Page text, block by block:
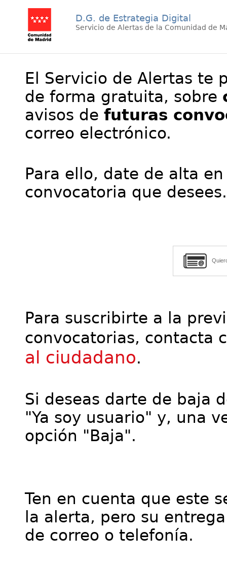
D.G. de Estrategia Digital
Servicio de Alertas de la Comunidad de
El Servicio de Alertas te
de forma gratuita, sobre
avisos de futuras
correo electrónico.
Para ello, date de alta
convocatoria que desees.
Para suscribirte a la
convocatorias, contacta
al ciudadano.
Si deseas darte de baja
"Ya soy usuario" y, una
opción "Baja".
Ten en cuenta que este
la alerta, pero su
de correo o telefonía.